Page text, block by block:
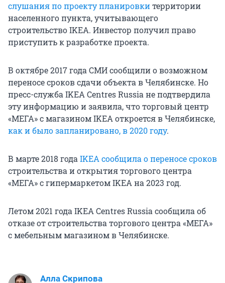
слушания по проекту планировкитерритории
населенного пункта, учитывающего
строительство IKEA. Инвестор получил право
приступить к разработке проекта.
В октябре 2017 года СМИ сообщили о возможном
переносе сроков сдачи объекта в Челябинске. Но
пресс-служба IKEA Centres Russia не подтвердила
эту информацию и заявила, что торговый центр
«МЕГА» с магазином IKEA откроется в Челябинске,
как и было запланировано, в 2020 году.
В марте 2018 годаIKEA сообщила о переносе сроков
строительства и открытия торгового центра
«МЕГА» с гипермаркетом IKEA на 2023 год.
Летом 2021 года IKEA Centres Russia сообщила об
отказе от строительства торгового центра «МЕГА»
с мебельным магазином в Челябинске.
Алла Скрипова